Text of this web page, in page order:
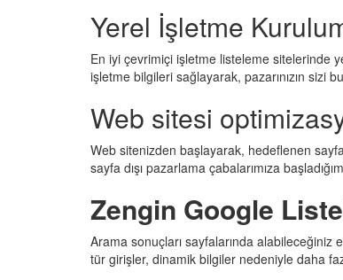
Yerel İşletme
En iyi çevrimiçi işletme listeleme sitelerinde
işletme bilgileri sağlayarak, pazarınızın sizi
Web sitesi
Web sitenizden başlayarak, hedeflenen
sayfa dışı pazarlama çabalarımıza
Zengin Google
Arama sonuçları sayfalarında alabileceğiniz
tür girişler, dinamik bilgiler nedeniyle daha